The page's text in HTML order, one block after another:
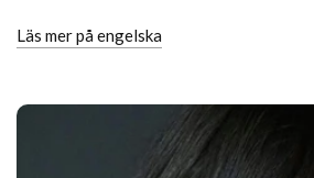
Läs mer på engelska